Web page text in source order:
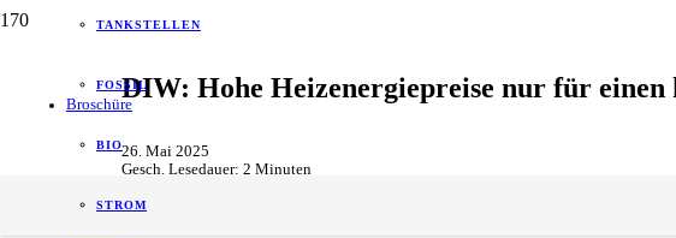
Broschüre
TANKSTELLEN
FOSSIL
BIO
STROM
DIW: Hohe Heizenergiepreise nur für
26. Mai 2025
Gesch. Lesedauer: 2 Minuten